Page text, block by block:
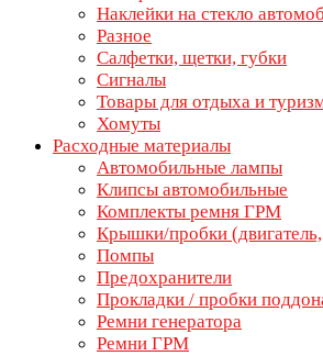
Наклейки на стекло
Разное
Салфетки, щетки, губки
Сигналы
Товары для отдыха и
Хомуты
Расходные материалы
Автомобильные лампы
Клипсы автомобильные
Комплекты ремня ГРМ
Крышки/пробки
Помпы
Предохранители
Прокладки / пробки
Ремни генератора
Ремни ГРМ